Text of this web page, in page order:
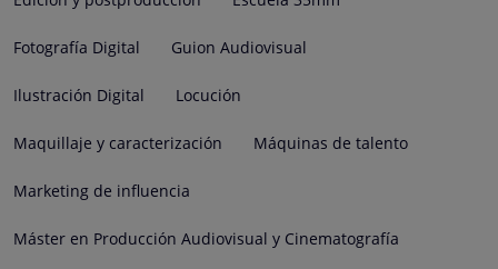
Fotografía Digital Guion Audiovisual
Ilustración Digital Locución
Maquillaje y caracterización Máquinas de talento
Marketing de influencia
Máster en Producción Audiovisual y Cinematografía